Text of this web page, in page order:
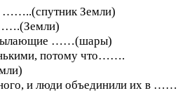
……..(спутник Земли)
пылающие ……(шары)
потому что…….
и люди объединили их в ……